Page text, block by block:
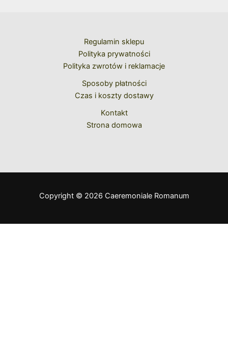
Regulamin sklepu
Polityka prywatności
Polityka zwrotów i reklamacje
Sposoby płatności
Czas i koszty dostawy
Kontakt
Strona domowa
Copyright © 2026 Caeremoniale Romanum